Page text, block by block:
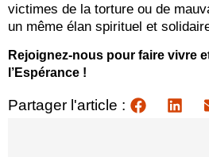
victimes de la torture ou de
un même élan spirituel et
Rejoignez-nous pour faire vivre
l’Espérance !
Partager l'article :